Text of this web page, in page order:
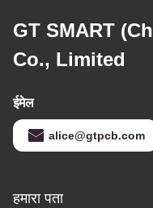
GT SMART
Co., Limited
ईमेल
alice@gtpcb.com
हमारा पता